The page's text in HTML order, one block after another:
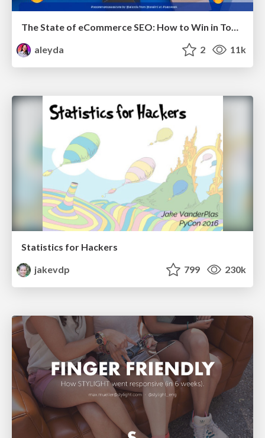
The State of eCommerce SEO: How to Win in Today's Products SERPs - #SEOweek
aleyda
2 11k
Statistics for Hackers
jakevdp
799 230k